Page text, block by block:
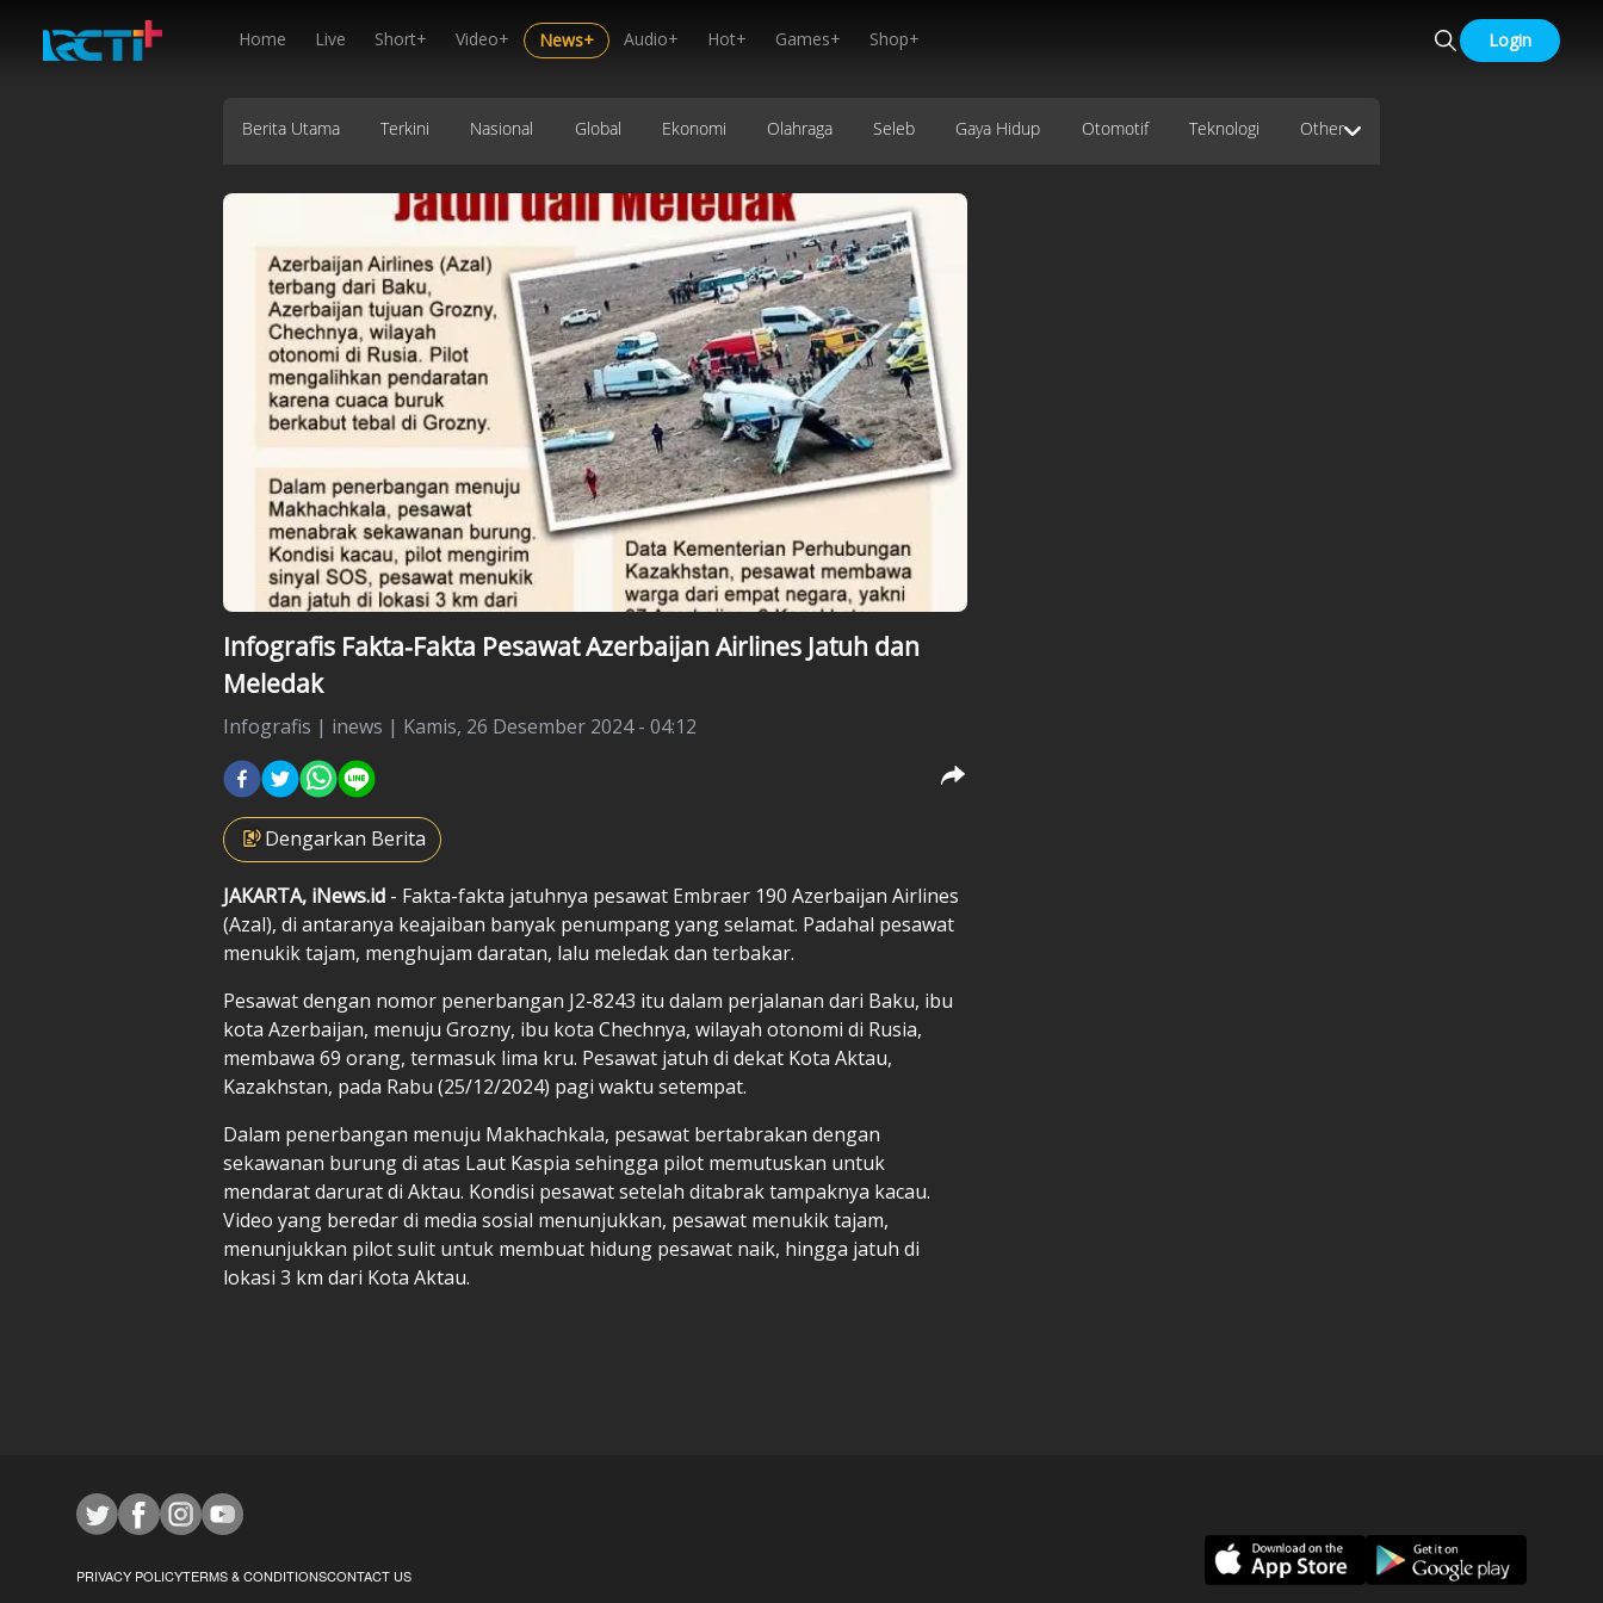
Home Live Short+ Video+ News+ Audio+ Hot+ Games+ Shop+ Login
Berita Utama Terkini Nasional Global Ekonomi Olahraga Seleb Gaya Hidup Otomotif Teknologi Other
Infografis Fakta-Fakta Pesawat Azerbaijan Airlines Jatuh dan
Meledak
Infografis | inews | Kamis, 26 Desember 2024 - 04:12
Dengarkan Berita
JAKARTA, iNews.id - Fakta-fakta jatuhnya pesawat Embraer 190 Azerbaijan Airlines
(Azal), di antaranya keajaiban banyak penumpang yang selamat. Padahal pesawat
menukik tajam, menghujam daratan, lalu meledak dan terbakar.
Pesawat dengan nomor penerbangan J2-8243 itu dalam perjalanan dari Baku, ibu
kota Azerbaijan, menuju Grozny, ibu kota Chechnya, wilayah otonomi di Rusia,
membawa 69 orang, termasuk lima kru. Pesawat jatuh di dekat Kota Aktau,
Kazakhstan, pada Rabu (25/12/2024) pagi waktu setempat.
Dalam penerbangan menuju Makhachkala, pesawat bertabrakan dengan
sekawanan burung di atas Laut Kaspia sehingga pilot memutuskan untuk
mendarat darurat di Aktau. Kondisi pesawat setelah ditabrak tampaknya kacau.
Video yang beredar di media sosial menunjukkan, pesawat menukik tajam,
menunjukkan pilot sulit untuk membuat hidung pesawat naik, hingga jatuh di
lokasi 3 km dari Kota Aktau.
PRIVACY POLICYTERMS & CONDITIONSCONTACT US